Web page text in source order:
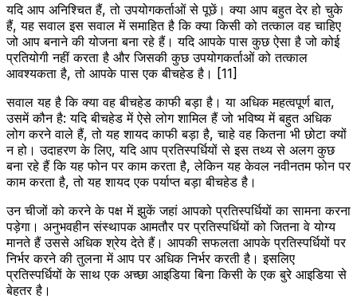
यदि आप अनिश्चित हैं, तो उपयोगकर्ताओं से पूछें। क्या आप बहुत देर हो चुके
हैं, यह सवाल इस सवाल में समाहित है कि क्या किसी को तत्काल वह चाहिए
जो आप बनाने की योजना बना रहे हैं। यदि आपके पास कुछ ऐसा है जो कोई
प्रतियोगी नहीं करता है और जिसकी कुछ उपयोगकर्ताओं को तत्काल
आवश्यकता है, तो आपके पास एक बीचहेड है। [11]
सवाल यह है कि क्या वह बीचहेड काफी बड़ा है। या अधिक महत्वपूर्ण बात,
उसमें कौन है: यदि बीचहेड में ऐसे लोग शामिल हैं जो भविष्य में बहुत अधिक
लोग करने वाले हैं, तो यह शायद काफी बड़ा है, चाहे वह कितना भी छोटा क्यों
न हो। उदाहरण के लिए, यदि आप प्रतिस्पर्धियों से इस तथ्य से अलग कुछ
बना रहे हैं कि यह फोन पर काम करता है, लेकिन यह केवल नवीनतम फोन पर
काम करता है, तो यह शायद एक पर्याप्त बड़ा बीचहेड है।
उन चीजों को करने के पक्ष में झुकें जहां आपको प्रतिस्पर्धियों का सामना करना
पड़ेगा। अनुभवहीन संस्थापक आमतौर पर प्रतिस्पर्धियों को जितना वे योग्य
मानते हैं उससे अधिक श्रेय देते हैं। आपकी सफलता आपके प्रतिस्पर्धियों पर
निर्भर करने की तुलना में आप पर अधिक निर्भर करती है। इसलिए
प्रतिस्पर्धियों के साथ एक अच्छा आइडिया बिना किसी के एक बुरे आइडिया से
बेहतर है।